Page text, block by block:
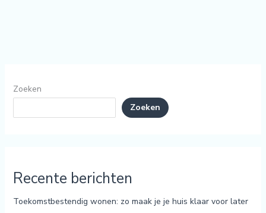
Zoeken
Zoeken
Recente berichten
Toekomstbestendig wonen: zo maak je je huis klaar voor later